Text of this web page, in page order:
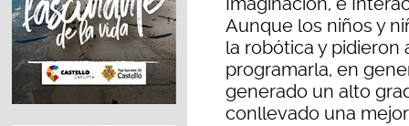
Aunque los niños y
la robótica y pidieron
programarla, en
generado un alto
conllevado una